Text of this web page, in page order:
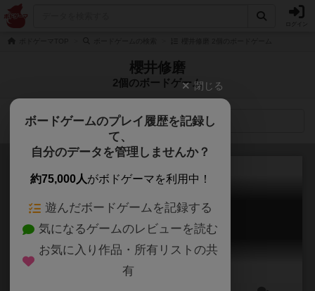
櫻井修磨
2個のボードゲーム
検索メニュー
ナベブギョー
Nabe-Bugyo
閉じる
ボードゲームのプレイ履歴を記録し
て、
自分のデータを管理しませんか？
約75,000人がボドゲーマを利用中！
遊んだボードゲームを記録する
気になるゲームのレビューを読む
お気に入り作品・所有リストの共
有